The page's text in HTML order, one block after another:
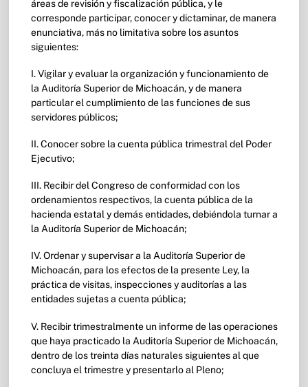
áreas de revisión y fiscalización pública, y le
corresponde participar, conocer y dictaminar, de manera
enunciativa, más no limitativa sobre los asuntos
siguientes:
I. Vigilar y evaluar la organización y funcionamiento de
la Auditoría Superior de Michoacán, y de manera
particular el cumplimiento de las funciones de sus
servidores públicos;
II. Conocer sobre la cuenta pública trimestral del Poder
Ejecutivo;
III. Recibir del Congreso de conformidad con los
ordenamientos respectivos, la cuenta pública de la
hacienda estatal y demás entidades, debiéndola turnar a
la Auditoría Superior de Michoacán;
IV. Ordenar y supervisar a la Auditoría Superior de
Michoacán, para los efectos de la presente Ley, la
práctica de visitas, inspecciones y auditorías a las
entidades sujetas a cuenta pública;
V. Recibir trimestralmente un informe de las operaciones
que haya practicado la Auditoría Superior de Michoacán,
dentro de los treinta días naturales siguientes al que
concluya el trimestre y presentarlo al Pleno;